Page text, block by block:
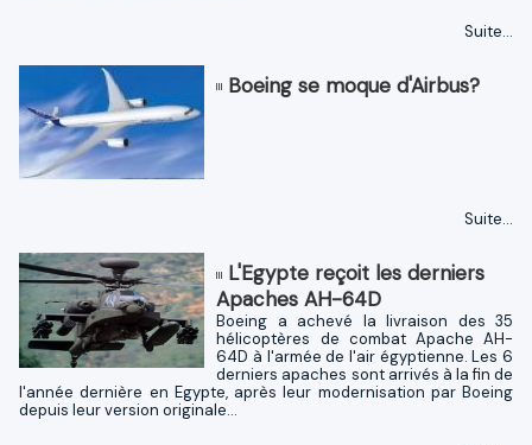
Suite...
Boeing se moque d'Airbus?
Suite...
L'Egypte reçoit les derniers
Apaches AH-64D
Boeing a achevé la livraison des 35
hélicoptères de combat Apache AH-
64D à l'armée de l'air égyptienne. Les 6
derniers apaches sont arrivés à la fin de
l'année dernière en Egypte, après leur modernisation par Boeing
depuis leur version originale...